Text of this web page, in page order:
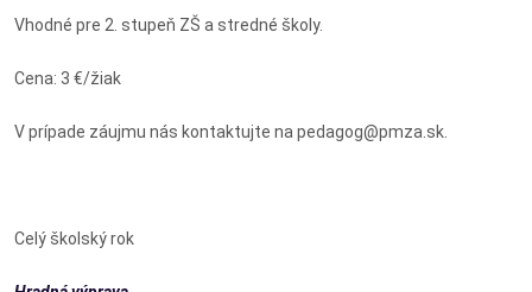
Vhodné pre 2. stupeň ZŠ a stredné školy.
Cena: 3 €/žiak
V prípade záujmu nás kontaktujte na pedagog@pmza.sk.
Celý školský rok